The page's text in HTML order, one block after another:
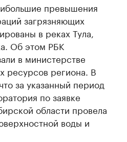
превышения
загрязняющих
в реках Тула,
Об этом РБК
в министерстве
ресурсов региона. В
за указанный период
по заявке
области провела
воды и